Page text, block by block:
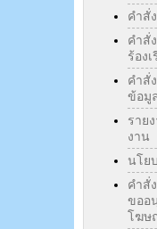
คำสั่
คำสั่
ร้อง
คำสั่
ข้อมู
ราย
งาน
นโย
คำสั่
ขออ
โฆษ